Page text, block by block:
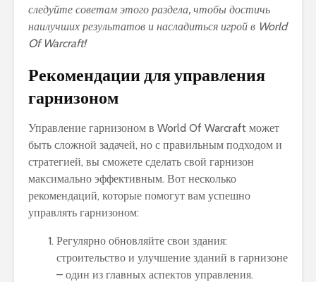
следуйте советам этого раздела, чтобы достичь
наилучших результатов и насладиться игрой в World
Of Warcraft!
Рекомендации для управления
гарнизоном
Управление гарнизоном в World Of Warcraft может
быть сложной задачей, но с правильным подходом и
стратегией, вы сможете сделать свой гарнизон
максимально эффективным. Вот несколько
рекомендаций, которые помогут вам успешно
управлять гарнизоном:
Регулярно обновляйте свои здания:
строительство и улучшение зданий в гарнизоне
– один из главных аспектов управления.